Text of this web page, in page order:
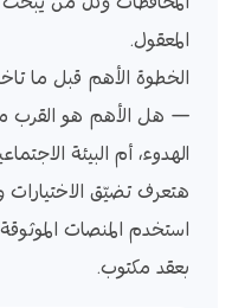
المعقول.
الخطوة الأهم قبل ما
— هل الأهم هو القرب من
الهدوء، أم البيئة
هتعرف تضيّق الاختيارات
استخدم المنصات
بعقد مكتوب.